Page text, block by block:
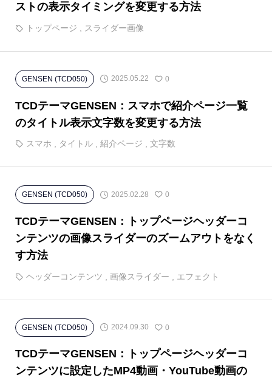
ストの表示タイミングを変更する方法
トップページ スライダー画像
GENSEN (TCD050) 2025.05.22 0
TCDテーマGENSEN：スマホで紹介ページ一覧
のタイトル表示文字数を変更する方法
スマホ , タイトル , 紹介ページ , 文字数
GENSEN (TCD050) 2025.02.28 0
TCDテーマGENSEN：トップページヘッダーコ
ンテンツの画像スライダーのズームアウトをなく
す方法
ヘッダーコンテンツ 画像スライダー エフェクト
GENSEN (TCD050) 2024.09.30 0
TCDテーマGENSEN：トップページヘッダーコ
ンテンツに設定したMP4動画・YouTube動画の